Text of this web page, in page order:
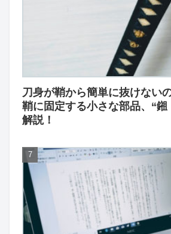
刀身が鞘から簡単に抜けない
鞘に固定する小さな部品、“鎺
解説！